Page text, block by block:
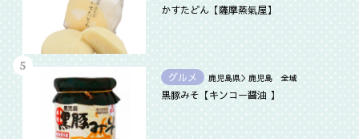
かすたどん【薩摩蒸氣屋】
グルメ 鹿児島県＞鹿児島 全域
黒豚みそ【キンコー醤油 】